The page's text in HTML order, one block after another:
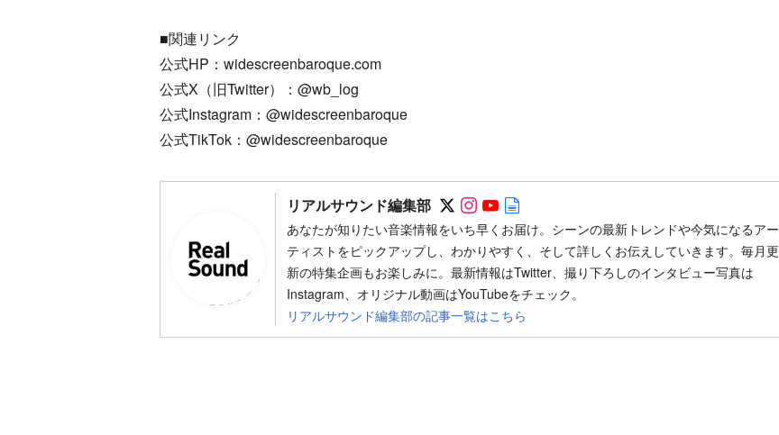
■関連リンク
公式HP：widescreenbaroque.com
公式X（旧Twitter）：@wb_log
公式Instagram：@widescreenbaroque
公式TikTok：@widescreenbaroque
リアルサウンド編集部 Follow on SNS
Follow on SNS
Follow on SNS
あなたが知りたい音楽情報をいち早くお届け。シーンの最新トレンドや今気になるアー
ティストをピックアップし、わかりやすく、そして詳しくお伝えしていきます。毎月更
新の特集企画もお楽しみに。最新情報はTwitter、撮り下ろしのインタビュー写真は
Instagram、オリジナル動画はYouTubeをチェック。
リアルサウンド編集部の記事一覧はこちら